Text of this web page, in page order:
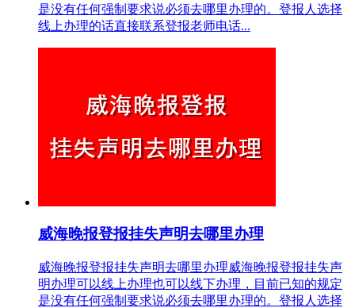
是没有任何强制要求说必须去哪里办理的。登报人选择
线上办理的话直接联系登报老师电话...
威海晚报登报挂失声明去哪里办理
威海晚报登报挂失声明去哪里办理威海晚报登报挂失声
明办理可以线上办理也可以线下办理，目前已知的规定
是没有任何强制要求说必须去哪里办理的。登报人选择